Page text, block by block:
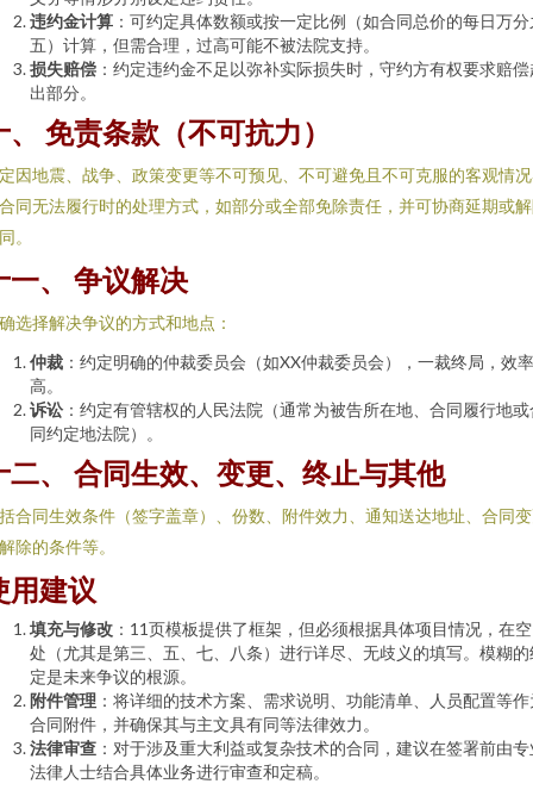
违约金计算 ：可约定具体数额或按一定比例（如合同总价的每日万分
五）计算，但需合理，过高可能不被法院支持。
损失赔偿 ：约定违约金不足以弥补实际损失时，守约方有权要求赔偿
出部分。
、 免责条款（不可抗力）
因地震、战争、政策变更等不可预见、不可避免且不可克服的客观情
同无法履行时的处理方式，如部分或全部免除责任，并可协商延期或
。
一、 争议解决
选择解决争议的方式和地点：
仲裁 ：约定明确的仲裁委员会（如XX仲裁委员会），一裁终局，效
高。
诉讼 ：约定有管辖权的人民法院（通常为被告所在地、合同履行地或
同约定地法院）。
二、 合同生效、变更、终止与其他
合同生效条件（签字盖章）、份数、附件效力、通知送达地址、合同
除的条件等。
用建议
填充与修改 ：11页模板提供了框架，但必须根据具体项目情况，在
处（尤其是第三、五、七、八条）进行详尽、无歧义的填写。模糊的
定是未来争议的根源。
附件管理 ：将详细的技术方案、需求说明、功能清单、人员配置等作
合同附件，并确保其与主文具有同等法律效力。
法律审查 ：对于涉及重大利益或复杂技术的合同，建议在签署前由专
法律人士结合具体业务进行审查和定稿。